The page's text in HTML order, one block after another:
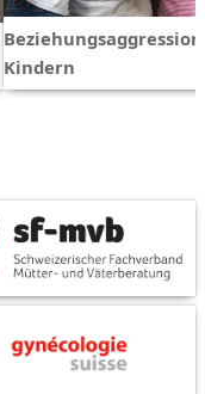
Kindern